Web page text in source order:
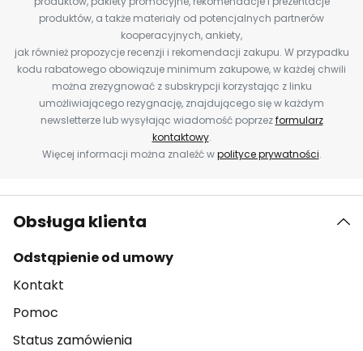
produktów, a także materiały od potencjalnych partnerów
kooperacyjnych, ankiety,
jak również propozycje recenzji i rekomendacji zakupu. W przypadku
kodu rabatowego obowiązuje minimum zakupowe, w każdej chwili
można zrezygnować z subskrypcji korzystając z linku
umożliwiającego rezygnację, znajdującego się w każdym
newsletterze lub wysyłając wiadomość poprzezformularz
kontaktowy.
Więcej informacji można znaleźć wpolityce prywatności.
Obsługa klienta
Odstąpienie od umowy
Kontakt
Pomoc
Status zamówienia